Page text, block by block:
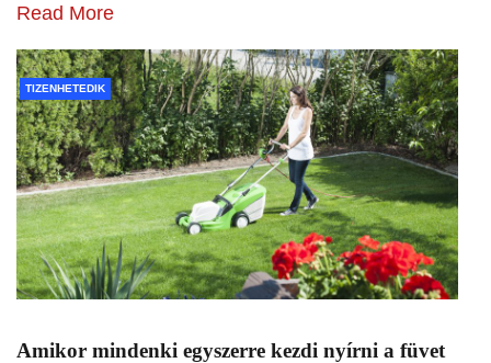
Read More
TIZENHETEDIK
Amikor mindenki egyszerre kezdi nyírni a füvet